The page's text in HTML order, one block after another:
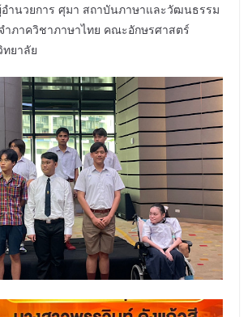
อํานวยการ ศุมา สถาบันภาษาและวัฒนธรรม
ำภาควิชาภาษาไทย คณะอักษรศาสตร์
ยาลัย